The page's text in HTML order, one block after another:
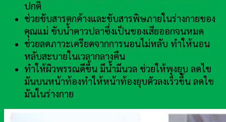
ปกติ
ช่วยขับสารตกค้างและขับสารพิษภายในร่างกายของ
คุณแม่ ขับน้ำคาวปลาซึ่งเป็นของเสียออกจนหมด
ช่วยลดภาวะเครียดจากการนอนไม่หลับ ทำให้นอน
หลับสะบายในเวลากลางคืน
ทำให้ผิวพรรณดีขึ้น มีน้ำมีนวล ช่วยให้พุงยุบ ลดไข
มันบนหน้าท้องทำให้หน้าท้องยุบตัวลงเร็วขึ้น ลดไข
มันในร่างกาย